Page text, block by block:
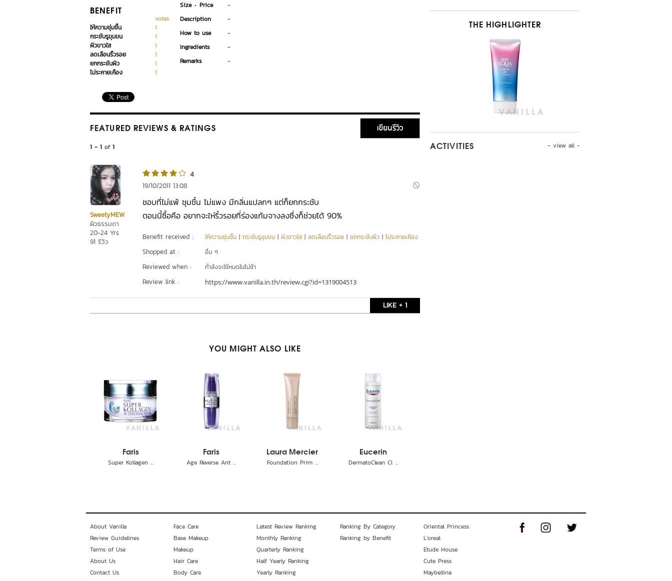
BENEFIT
votes
ให้ความชุ่มชื้น
1
กระชับรูขุมขน
1
ผิวขาวใส
1
ลดเลือนริ้วรอย
1
ยกกระชับผิว
1
ไม่ระคายเคือง
1
Size Price
-
Description
-
How to use
-
Ingredients
-
Remarks
-
FEATURED REVIEWS & RATINGS เขียนรีวิว
1 - 1 of 1
SweetyMEW
ผิวธรรมดา
20-24 Yrs
91 รีวิว
4
19/10/2011 13:08
ชอบที่ไม่แพ้ ชุมชื้น ไม่แพง มีกลิ่นแปลกๆ แต่ก็ยกกระชับ
ตอนนี้ซื้อคือ อยากจะให่ริ้วรอยที่ร่องแก้มจางลงซึ่งก็ช่วยได้ 90%
Benefit received : ให้ความชุ่มชื้น | กระชับรูขุมขน | ผิวขาวใส | ลดเลือนริ้วรอย | ยกกระชับผิว | ไม่ระคายเคือง
Shopped at : อื่น ๆ
Reviewed when : กำลังจะใช้หมดในไม่ช้า
Review link : https://www.vanilla.in.th/review.cgi?id=1319004513
LIKE + 1
YOU MIGHT ALSO LIKE
Faris
Super Kollagen ...
Faris
Age Reverse Ant ...
Laura Mercier
Foundation Prim ...
Eucerin
DermatoClean Cl ...
THE HIGHLIGHTER
- view all -
ACTIVITIES
About Vanilla
Review Guidelines
Terms of Use
About Us
Contact Us
Face Care
Base Makeup
Makeup
Hair Care
Body Care
Latest Review Ranking
Monthly Ranking
Quarterly Ranking
Half Yearly Ranking
Yearly Ranking
Ranking By Category
Ranking by Benefit
Oriental Princess
L'oreal
Etude House
Cute Press
Maybelline